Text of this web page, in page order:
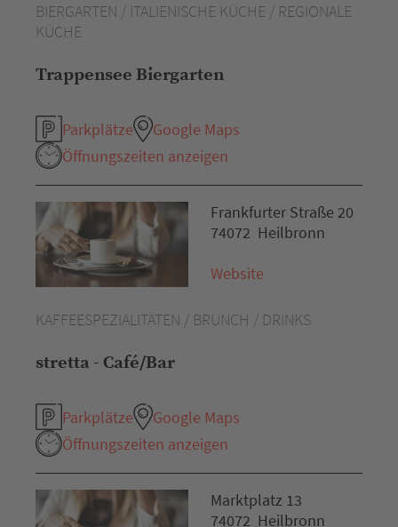
BIERGARTEN / ITALIENISCHE KÜCHE / REGIONALE
KÜCHE
Trappensee Biergarten
Parkplätze
Google Maps
Öffnungszeiten anzeigen
KAFFEESPEZIALITÄTEN / BRUNCH / DRINKS
stretta - Café/Bar
Parkplätze
Google Maps
Öffnungszeiten anzeigen
Frankfurter Straße 20
74072 Heilbronn
Website
Marktplatz 13
74072 Heilbronn